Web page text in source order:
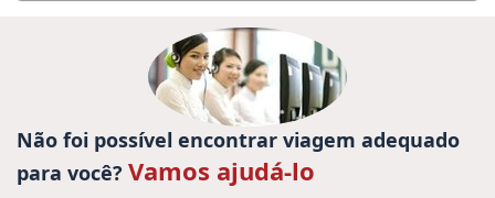
Não foi possível encontrar viagem adequado
para você? Vamos ajudá-lo